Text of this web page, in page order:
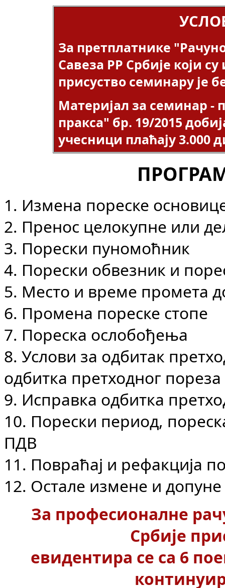
За претплатнике
Савеза РР Србије који
присуство семинару је
Материјал за семинар -
пракса" бр. 19/2015
учесници плаћају 3.000
1. Измена пореске
2. Пренос целокупне или
3. Порески пуномоћник
4. Порески обвезник и
5. Место и време промета
6. Промена пореске стопе
7. Пореска ослобођења
8. Услови за одбитак
одбитка претходног пореза
9. Исправка одбитка
10. Порески период,
ПДВ
11. Повраћај и рефакција
12. Остале измене и допуне
За професионалне
Србије
евидентира се са 6